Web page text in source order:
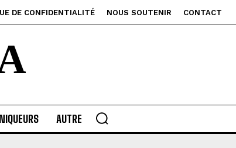
DE CONFIDENTIALITÉ NOUS SOUTENIR CONTACT
AUTRE